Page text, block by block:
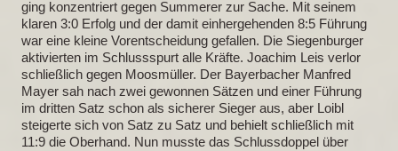
ging konzentriert gegen Summerer zur Sache. Mit seinem
klaren 3:0 Erfolg und der damit einhergehenden 8:5 Führung
war eine kleine Vorentscheidung gefallen. Die Siegenburger
aktivierten im Schlussspurt alle Kräfte. Joachim Leis verlor
schließlich gegen Moosmüller. Der Bayerbacher Manfred
Mayer sah nach zwei gewonnen Sätzen und einer Führung
im dritten Satz schon als sicherer Sieger aus, aber Loibl
steigerte sich von Satz zu Satz und behielt schließlich mit
11:9 die Oberhand. Nun musste das Schlussdoppel über